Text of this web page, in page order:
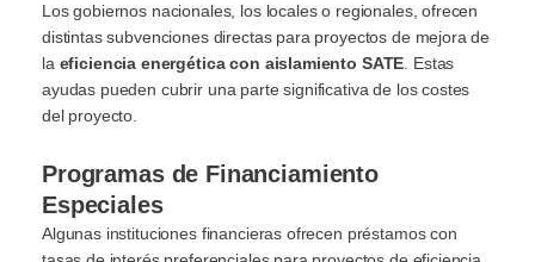
Los gobiernos nacionales, los locales o regionales, ofrecen
distintas subvenciones directas para proyectos de mejora de
la eficiencia energética con aislamiento SATE. Estas
ayudas pueden cubrir una parte significativa de los costes
del proyecto.
Programas de Financiamiento
Especiales
Algunas instituciones financieras ofrecen préstamos con